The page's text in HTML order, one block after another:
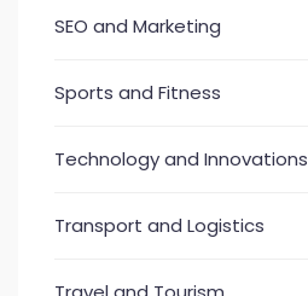
SEO and Marketing
Sports and Fitness
Technology and Innovations
Transport and Logistics